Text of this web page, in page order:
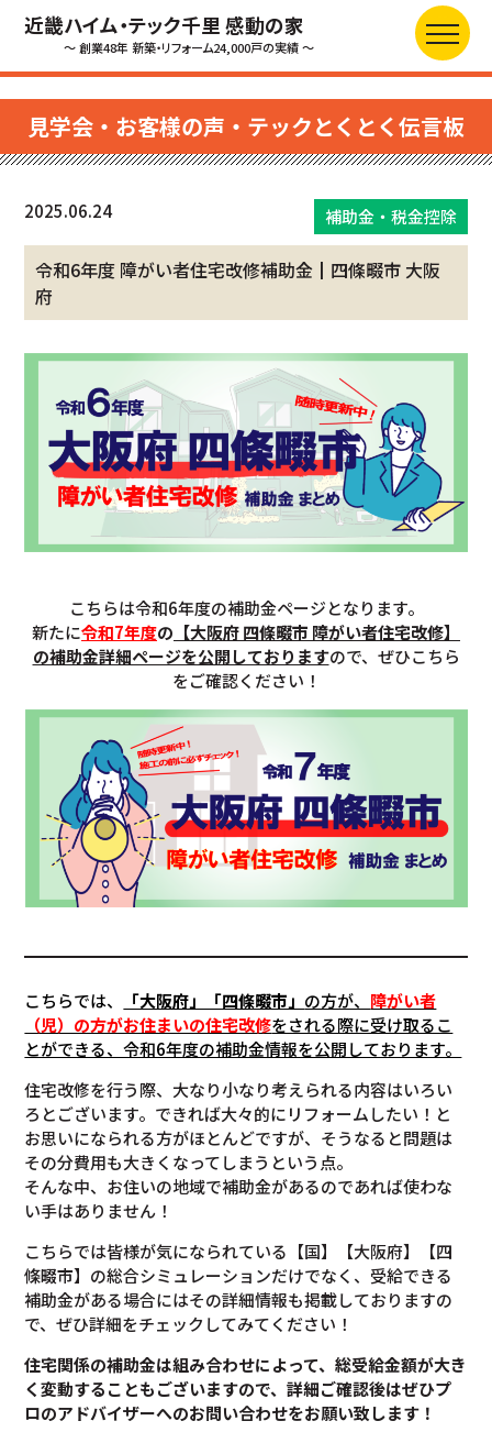
近畿ハイム・テック千里 感動の家
～ 創業48年 新築・リフォーム24,000戸の実績 ～
見学会・お客様の声・テックとくとく伝言板
2025.06.24 補助金・税金控除
令和6年度 障がい者住宅改修補助金┃四條畷市 大阪
府
こちらは令和6年度の補助金ページとなります。
新たに令和7年度の 【大阪府 四條畷市 障がい者住宅改修】
の補助金詳細ページを公開しておりますので、ぜひこちら
をご確認ください！
こちらでは、 「大阪府」「四條畷市」 の方が、 障がい者
（児）の方がお住まいの住宅改修をされる際に受け取るこ
とができる、令和6年度の補助金情報を公開しております。
住宅改修を行う際、大なり小なり考えられる内容はいろい
ろとございます。できれば大々的にリフォームしたい！と
お思いになられる方がほとんどですが、そうなると問題は
その分費用も大きくなってしまうという点。
そんな中、お住いの地域で補助金があるのであれば使わな
い手はありません！
こちらでは皆様が気になられている【国】【大阪府】【四
條畷市】の総合シミュレーションだけでなく、受給できる
補助金がある場合にはその詳細情報も掲載しておりますの
で、ぜひ詳細をチェックしてみてください！
住宅関係の補助金は組み合わせによって、総受給金額が大き
く変動することもございますので、詳細ご確認後はぜひプ
ロのアドバイザーへのお問い合わせをお願い致します！